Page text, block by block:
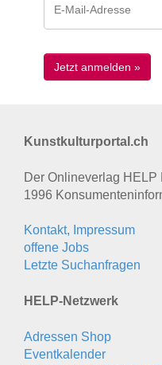
Kunstkulturportal.ch
Der Onlineverlag HELP
1996
Kontakt, Impressum
offene Jobs
Letzte Suchanfragen
HELP-Netzwerk
Adressen Shop
Eventkalender